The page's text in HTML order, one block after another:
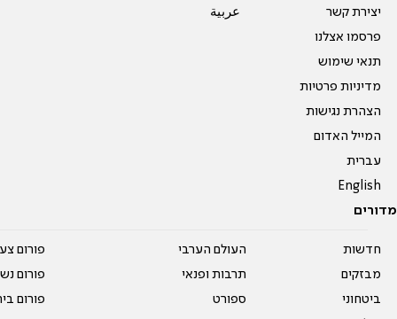
יצירת קשר
פרסמו אצלנו
תנאי שימוש
מדיניות פרטיות
הצהרת נגישות
המייל האדום
עברית
English
عربية
מדורים
חדשות
מבזקים
ביטחוני
העולם הערבי
תרבות ופנאי
ספורט
פורום
פורום
פורום